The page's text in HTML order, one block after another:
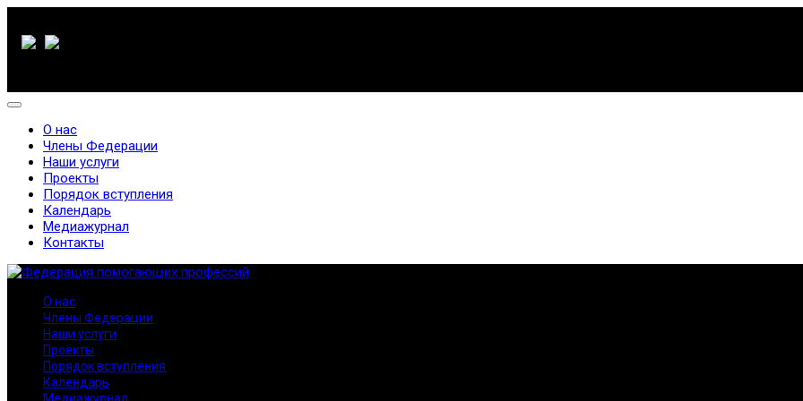
О нас
Члены Федерации
Наши услуги
Проекты
Порядок вступления
Календарь
Медиажурнал
Контакты
О нас
Члены Федерации
Наши услуги
Проекты
Порядок вступления
Календарь